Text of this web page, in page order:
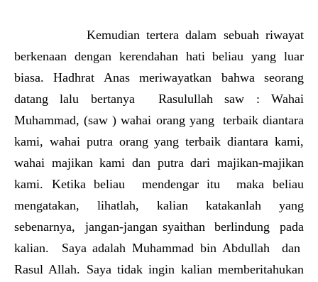
Kemudian tertera dalam sebuah riwayat
berkenaan dengan kerendahan hati beliau yang luar
biasa. Hadhrat Anas meriwayatkan bahwa seorang
datang lalu bertanya Rasulullah saw : Wahai
Muhammad, (saw ) wahai orang yang terbaik diantara
kami, wahai putra orang yang terbaik diantara kami,
wahai majikan kami dan putra dari majikan-majikan
kami. Ketika beliau mendengar itu maka beliau
mengatakan, lihatlah, kalian katakanlah yang
sebenarnya, jangan-jangan syaithan berlindung pada
kalian. Saya adalah Muhammad bin Abdullah dan
Rasul Allah. Saya tidak ingin kalian memberitahukan